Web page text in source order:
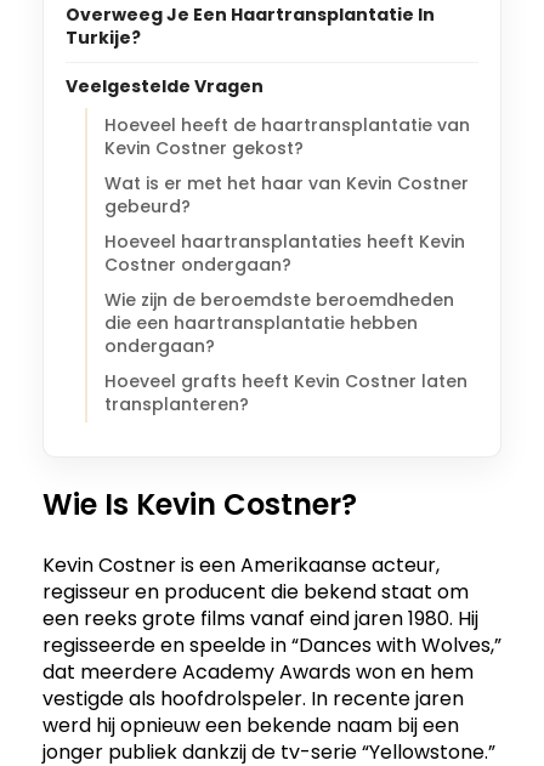
Overweeg Je Een Haartransplantatie In
Turkije?
Veelgestelde Vragen
Hoeveel heeft de haartransplantatie van
Kevin Costner gekost?
Wat is er met het haar van Kevin Costner
gebeurd?
Hoeveel haartransplantaties heeft Kevin
Costner ondergaan?
Wie zijn de beroemdste beroemdheden
die een haartransplantatie hebben
ondergaan?
Hoeveel grafts heeft Kevin Costner laten
transplanteren?
Wie Is Kevin Costner?
Kevin Costner is een Amerikaanse acteur,
regisseur en producent die bekend staat om
een reeks grote films vanaf eind jaren 1980. Hij
regisseerde en speelde in “Dances with Wolves,”
dat meerdere Academy Awards won en hem
vestigde als hoofdrolspeler. In recente jaren
werd hij opnieuw een bekende naam bij een
jonger publiek dankzij de tv-serie “Yellowstone.”